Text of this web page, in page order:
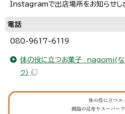
Instagramで出店場所をお知らせし
電話
080-9617-6119
体の役に立つお菓子 nagomi(な
ク）